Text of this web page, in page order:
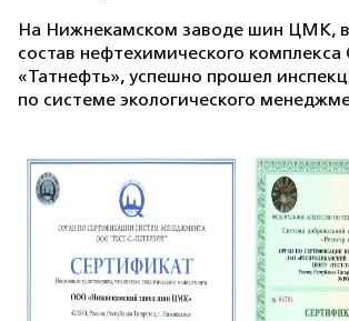
На Нижнекамском заводе шин ЦМК,
состав нефтехимического
«Татнефть», успешно прошел
по системе экологического